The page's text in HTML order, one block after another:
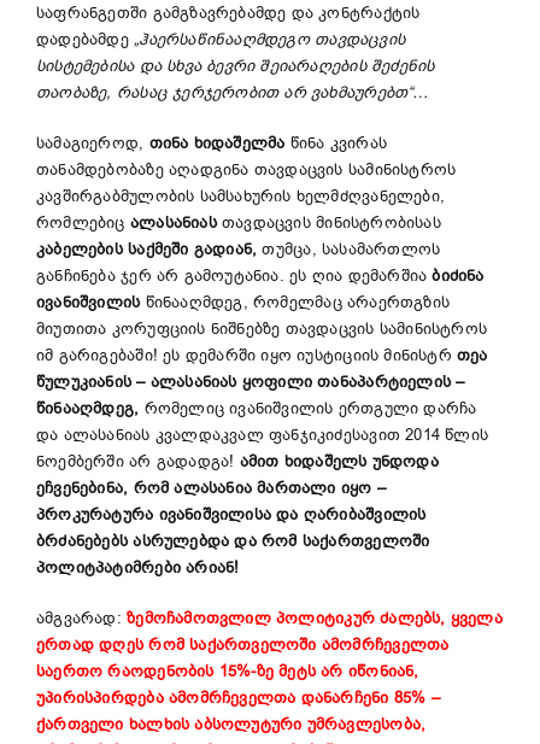
საფრანგეთში გამგზავრებამდე და კონტრაქტის
დადებამდე„ჰაერსაწინააღმდეგო თავდაცვის
სისტემებისა და სხვა ბევრი შეიარაღების შეძენის
თაობაზე, რასაც ჯერჯერობით არ ვახმაურებთ“…
სამაგიეროდ, თინა ხიდაშელმა წინა კვირას
თანამდებობაზე აღადგინა თავდაცვის სამინისტროს
კავშირგაბმულობის სამსახურის ხელმძღვანელები,
რომლებიც ალასანიასთავდაცვის მინისტრობისას
კაბელების საქმეში გადიან,თუმცა, სასამართლოს
განჩინება ჯერ არ გამოუტანია. ეს ღია დემარშია ბიძინა
ივანიშვილის წინააღმდეგ, რომელმაც არაერთგზის
მიუთითა კორუფციის ნიშნებზე თავდაცვის სამინისტროს
იმ გარიგებაში! ეს დემარში იყო იუსტიციის მინისტრ თეა
წულუკიანის – ალასანიას ყოფილი თანაპარტიელის –
წინააღმდეგ, რომელიც ივანიშვილის ერთგული დარჩა
და ალასანიას კვალდაკვალ ფანჯიკიძესავით 2014 წლის
ნოემბერში არ გადადგა! ამით ხიდაშელს უნდოდა
ეჩვენებინა, რომ ალასანია მართალი იყო –
პროკურატურა ივანიშვილისა და ღარიბაშვილის
ბრძანებებს ასრულებდა და რომ საქართველოში
პოლიტპატიმრები არიან!
ამგვარად: ზემოჩამოთვლილ პოლიტიკურ ძალებს, ყველა
ერთად დღეს რომ საქართველოში ამომრჩეველთა
საერთო რაოდენობის 15%-ზე მეტს არ იწონიან,
უპირისპირდება ამომრჩეველთა დანარჩენი 85% –
ქართველი ხალხის აბსოლუტური უმრავლესობა,